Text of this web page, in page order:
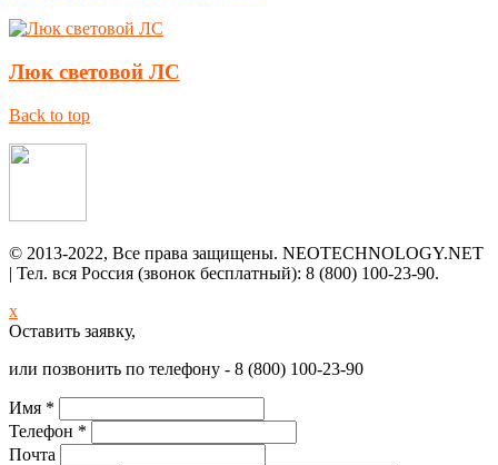
Люк световой ЛС
Back to top
© 2013-2022, Все права защищены. NEOTECHNOLOGY.NET
| Тел. вся Россия (звонок бесплатный): 8 (800) 100-23-90.
x
Оставить заявку,
или позвонить по телефону - 8 (800) 100-23-90
Имя *
Телефон *
Почта